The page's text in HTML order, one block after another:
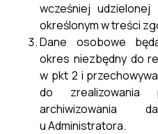
Plan
zamówień
Czytaj więcej ...
wcześniej
określonym w treści
Dane osobowe
okres niezbędny do
w pkt 2 i
do zrealizowania
archiwizowania
u Administratora.